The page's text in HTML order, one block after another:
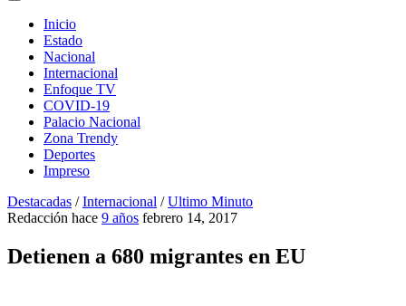
Inicio
Estado
Nacional
Internacional
Enfoque TV
COVID-19
Palacio Nacional
Zona Trendy
Deportes
Impreso
Destacadas /Internacional /Ultimo Minuto
Redacción hace 9 años febrero 14, 2017
Detienen a 680 migrantes en EU